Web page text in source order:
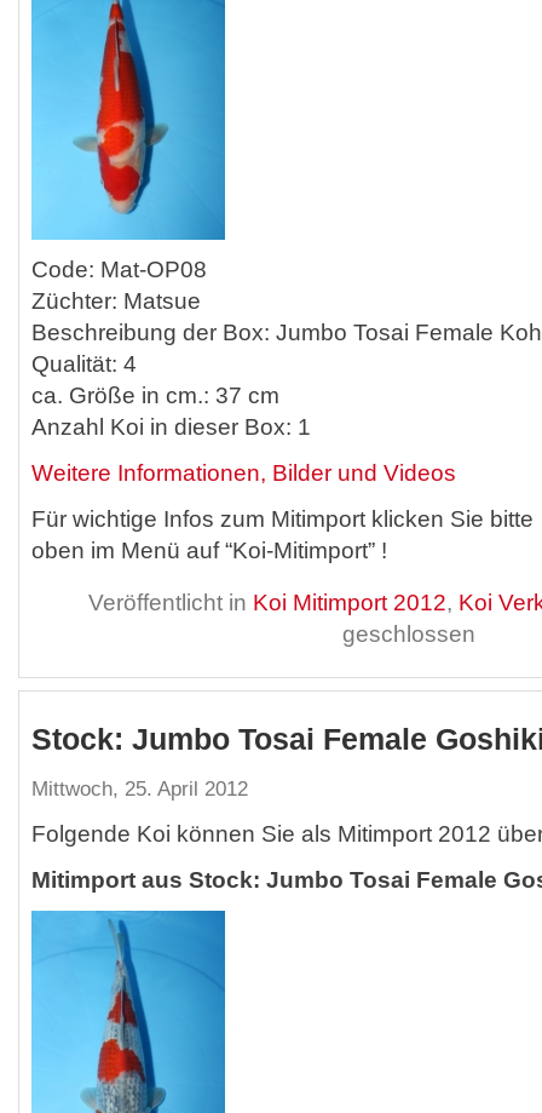
Code: Mat-OP08
Züchter: Matsue
Beschreibung der Box: Jumbo Tosai Female
Qualität: 4
ca. Größe in cm.: 37 cm
Anzahl Koi in dieser Box: 1
Weitere Informationen, Bilder und Videos
Für wichtige Infos zum Mitimport klicken Sie bitte
oben im Menü auf “Koi-Mitimport” !
Veröffentlicht in Koi Mitimport 2012, Koi
geschlossen
Stock: Jumbo Tosai Female
Mittwoch, 25. April 2012
Folgende Koi können Sie als Mitimport 2012
Mitimport aus Stock: Jumbo Tosai Female